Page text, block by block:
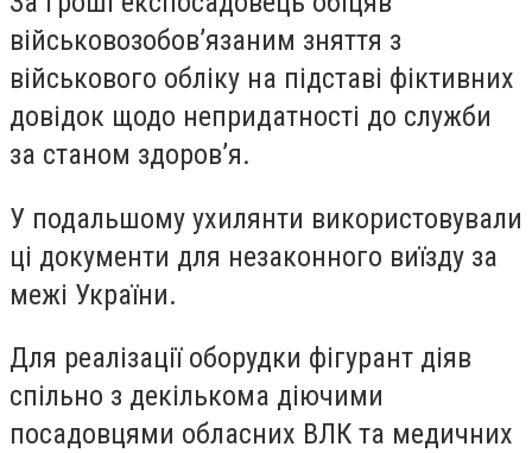
військовозобов’язаним зняття з
військового обліку на підставі фіктивних
довідок щодо непридатності до служби
за станом здоров’я.
У подальшому ухилянти використовували
ці документи для незаконного виїзду за
межі України.
Для реалізації оборудки фігурант діяв
спільно з декількома діючими
посадовцями обласних ВЛК та медичних